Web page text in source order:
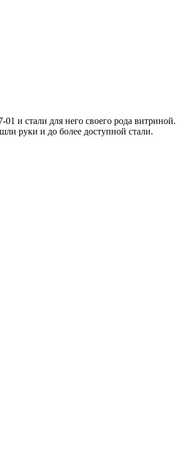
и стали для него своего рода витриной.
руки и до более доступной стали.